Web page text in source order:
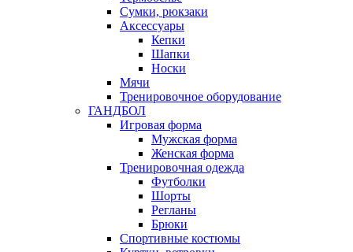
Сумки, рюкзаки
Аксессуары
Кепки
Шапки
Носки
Мячи
Тренировочное оборудование
ГАНДБОЛ
Игровая форма
Мужская форма
Женская форма
Тренировочная одежда
Футболки
Шорты
Регланы
Брюки
Спортивные костюмы